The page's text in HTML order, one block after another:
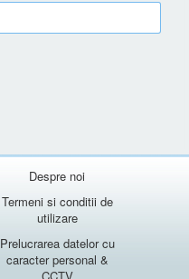
Despre noi
Termeni si conditii de
utilizare
Prelucrarea datelor cu
caracter personal &